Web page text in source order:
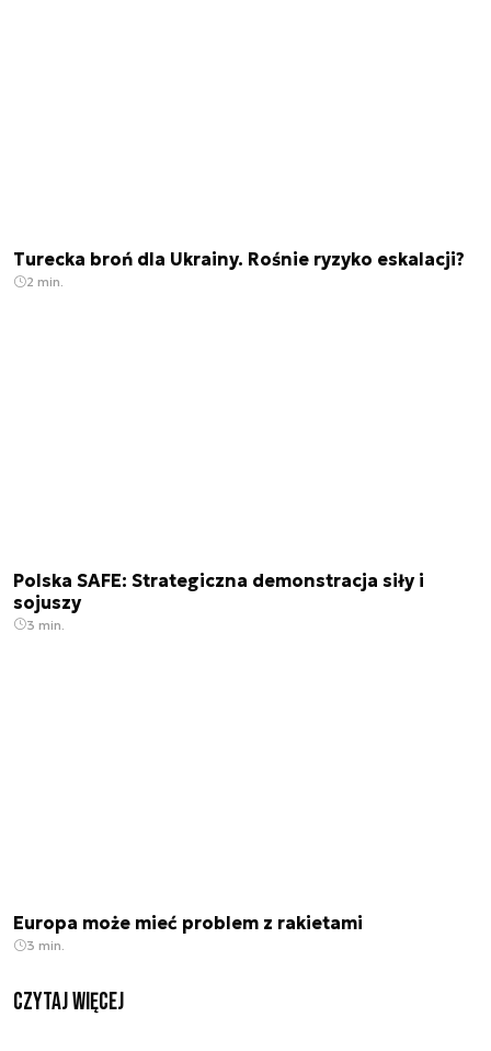
Turecka broń dla Ukrainy. Rośnie ryzyko eskalacji?
2 min.
Polska SAFE: Strategiczna demonstracja siły i
sojuszy
3 min.
Europa może mieć problem z rakietami
3 min.
czytaj więcej